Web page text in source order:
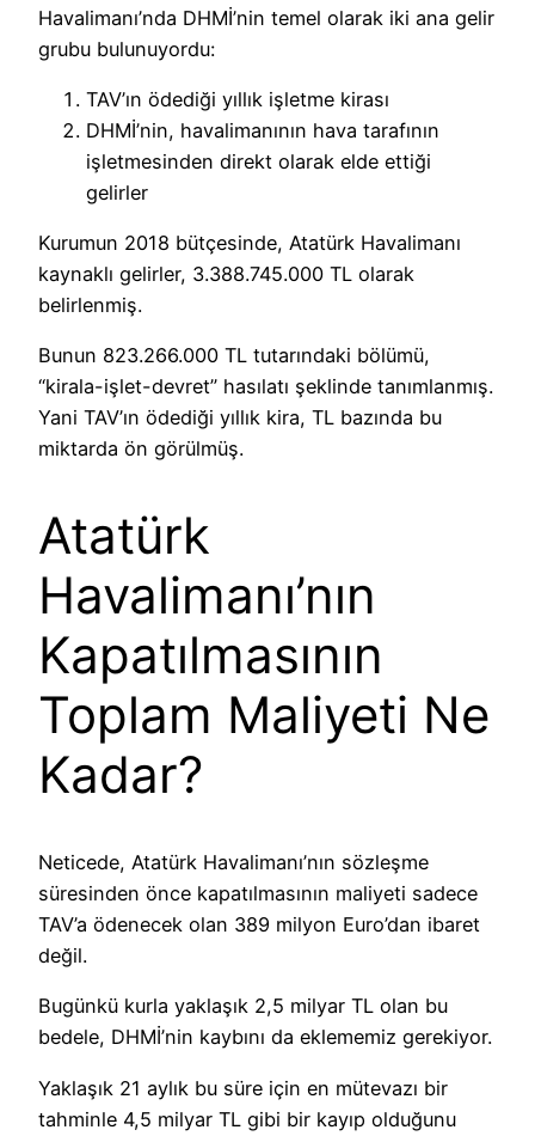
Havalimanı’nda DHMİ’nin temel olarak iki ana gelir
grubu bulunuyordu:
TAV’ın ödediği yıllık işletme kirası
DHMİ’nin, havalimanının hava tarafının
işletmesinden direkt olarak elde ettiği
gelirler
Kurumun 2018 bütçesinde, Atatürk Havalimanı
kaynaklı gelirler, 3.388.745.000 TL olarak
belirlenmiş.
Bunun 823.266.000 TL tutarındaki bölümü,
“kirala-işlet-devret” hasılatı şeklinde tanımlanmış.
Yani TAV’ın ödediği yıllık kira, TL bazında bu
miktarda ön görülmüş.
Atatürk
Havalimanı’nın
Kapatılmasının
Toplam Maliyeti Ne
Kadar?
Neticede, Atatürk Havalimanı’nın sözleşme
süresinden önce kapatılmasının maliyeti sadece
TAV’a ödenecek olan 389 milyon Euro’dan ibaret
değil.
Bugünkü kurla yaklaşık 2,5 milyar TL olan bu
bedele, DHMİ’nin kaybını da eklememiz gerekiyor.
Yaklaşık 21 aylık bu süre için en mütevazı bir
tahminle 4,5 milyar TL gibi bir kayıp olduğunu